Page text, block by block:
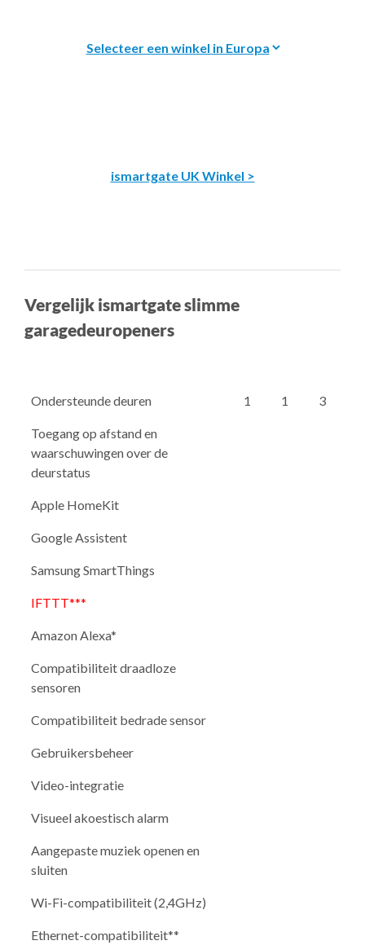
ismartgate UK Winkel >
Vergelijk ismartgate slimme
garagedeuropeners
Ondersteunde deuren 1 1 3
Toegang op afstand en
waarschuwingen over de
deurstatus
Apple HomeKit
Google Assistent
Samsung SmartThings
IFTTT***
Amazon Alexa*
Compatibiliteit draadloze
sensoren
Compatibiliteit bedrade sensor
Gebruikersbeheer
Video-integratie
Visueel akoestisch alarm
Aangepaste muziek openen en
sluiten
Wi-Fi-compatibiliteit (2,4GHz)
Ethernet-compatibiliteit**